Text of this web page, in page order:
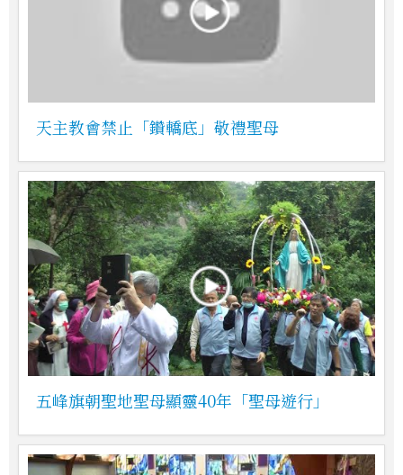
天主教會禁止「鑽轎底」敬禮聖母
五峰旗朝聖地聖母顯靈40年「聖母遊行」